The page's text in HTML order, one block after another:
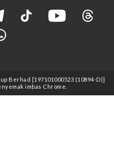
Berhad [197101000523 (10894-D)]
imbas Chrome.